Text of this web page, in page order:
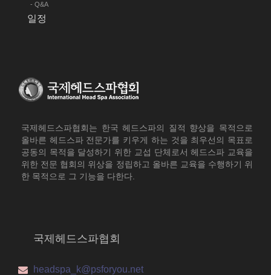
- Q&A
일정
국제헤드스파협회는 한국 헤드스파의 질적 향상을 목적으로
올바른 헤드스파 전문가를 키우게 하는 것을 최우선의 목표로
공동의 목적을 달성하기 위한 교섭 단체로서 헤드스파 교육을
위한 전문 협회의 위상을 정립하고 올바른 교육을 수행하기 위
한 목적으로 그 기능을 다한다.
국제헤드스파협회
headspa_k@psforyou.net